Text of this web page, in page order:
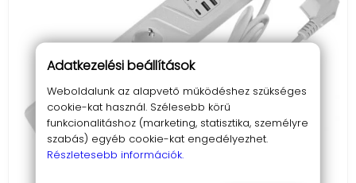
Adatkezelési beállítások
Weboldalunk az alapvető működéshez szükséges
cookie-kat használ. Szélesebb körű
funkcionalitáshoz (marketing, statisztika, személyre
szabás) egyéb cookie-kat engedélyezhet.
Részletesebb információk.